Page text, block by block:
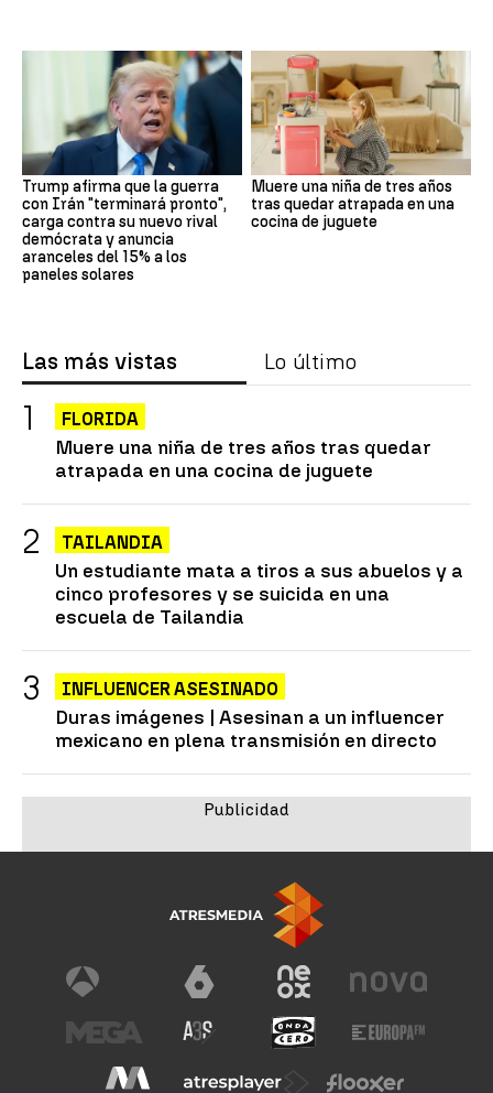
Trump afirma que la guerra
con Irán "terminará pronto",
carga contra su nuevo rival
demócrata y anuncia
aranceles del 15% a los
paneles solares
Muere una niña de tres años
tras quedar atrapada en una
cocina de juguete
Las más vistas Lo último
FLORIDA
Muere una niña de tres años tras quedar
atrapada en una cocina de juguete
TAILANDIA
Un estudiante mata a tiros a sus abuelos y a
cinco profesores y se suicida en una
escuela de Tailandia
INFLUENCER ASESINADO
Duras imágenes | Asesinan a un influencer
mexicano en plena transmisión en directo